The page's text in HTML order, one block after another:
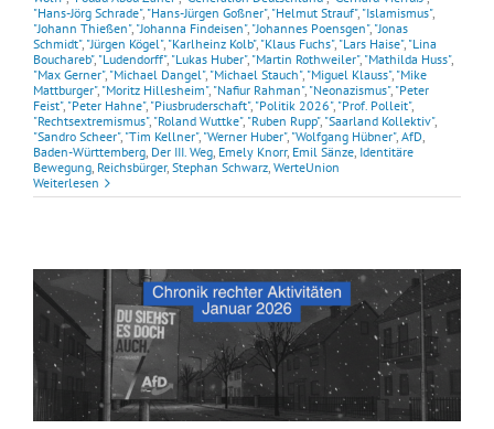
"Hans-Jörg Schrade", "Hans-Jürgen Goßner", "Helmut Strauf", "Islamismus",
"Johann Thießen", "Johanna Findeisen", "Johannes Poensgen", "Jonas
Schmidt", "Jürgen Kögel", "Karlheinz Kolb", "Klaus Fuchs", "Lars Haise", "Lina
Bouchareb", "Ludendorff", "Lukas Huber", "Martin Rothweiler", "Mathilda Huss",
"Max Gerner", "Michael Dangel", "Michael Stauch", "Miguel Klauss", "Mike
Mattburger", "Moritz Hillesheim", "Nafiur Rahman", "Neonazismus", "Peter
Feist", "Peter Hahne", "Piusbruderschaft", "Politik 2026", "Prof. Polleit",
"Rechtsextremismus", "Roland Wuttke", "Ruben Rupp", "Saarland Kollektiv",
"Sandro Scheer", "Tim Kellner", "Werner Huber", "Wolfgang Hübner", AfD,
Baden-Württemberg, Der III. Weg, Emely Knorr, Emil Sänze, Identitäre
Bewegung, Reichsbürger, Stephan Schwarz, WerteUnion
Weiterlesen